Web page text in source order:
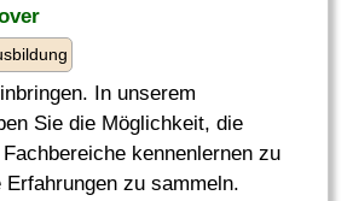
In unserem
Sie die Möglichkeit, die
kennenlernen zu
Erfahrungen zu sammeln.